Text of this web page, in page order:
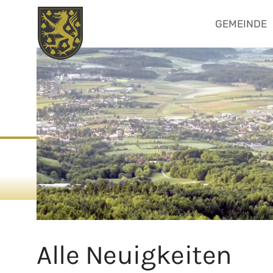
GEMEINDE
Politik &
Kultur
Alle Neuigkeiten